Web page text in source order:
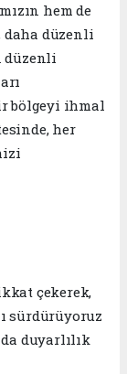
hem de
daha düzenli
düzenli
bölgeyi ihmal
her
çekerek,
sürdürüyoruz
duyarlılık